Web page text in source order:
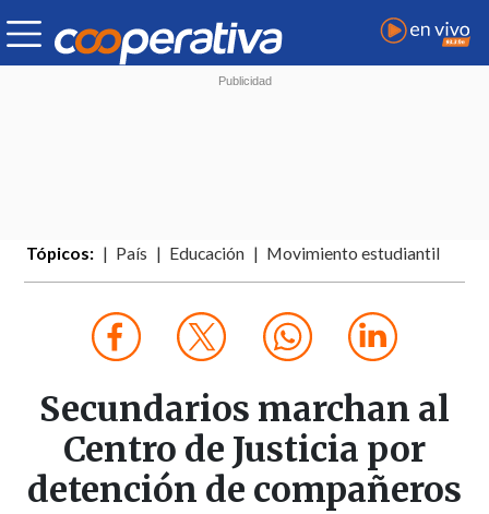
Tópicos: País Educación Movimiento estudiantil
Secundarios marchan al
Centro de Justicia por
detención de compañeros